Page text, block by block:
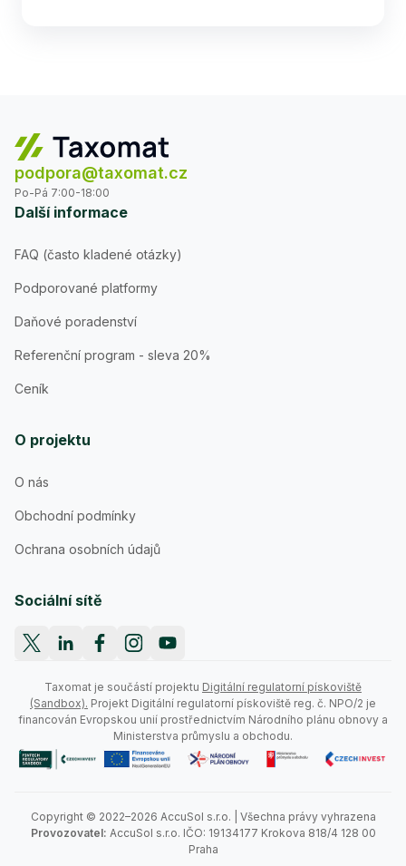
podpora@taxomat.cz
Po-Pá 7:00-18:00
Další informace
FAQ (často kladené otázky)
Podporované platformy
Daňové poradenství
Referenční program - sleva 20%
Ceník
O projektu
O nás
Obchodní podmínky
Ochrana osobních údajů
Sociální sítě
Taxomat je součástí projektu Digitální regulatorní pískoviště
(Sandbox). Projekt Digitální regulatorní pískoviště reg. č. NPO/2 je
financován Evropskou unií prostřednictvím Národního plánu obnovy a
Ministerstva průmyslu a obchodu.
Copyright © 2022–2026 AccuSol s.r.o. | Všechna právy vyhrazena
Provozovatel: AccuSol s.r.o. IČO: 19134177 Krokova 818/4 128 00
Praha